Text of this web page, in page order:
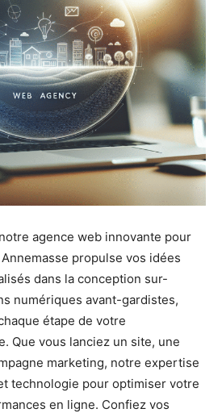
agence web innovante pour
propulse vos idées
dans la conception sur-
numériques avant-gardistes,
étape de votre
Que vous lanciez un site, une
marketing, notre expertise
technologie pour optimiser votre
en ligne. Confiez vos